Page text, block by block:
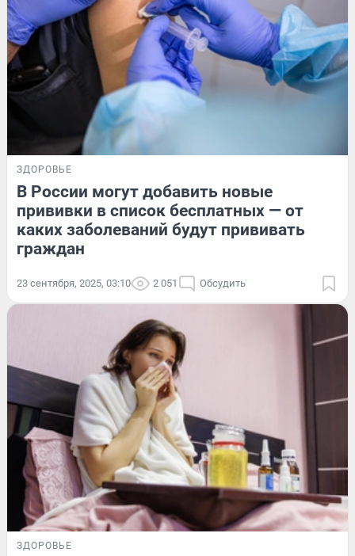
ЗДОРОВЬЕ
В России могут добавить новые
прививки в список бесплатных — от
каких заболеваний будут прививать
граждан
23 сентября, 2025, 03:10 2 051 Обсудить
ЗДОРОВЬЕ